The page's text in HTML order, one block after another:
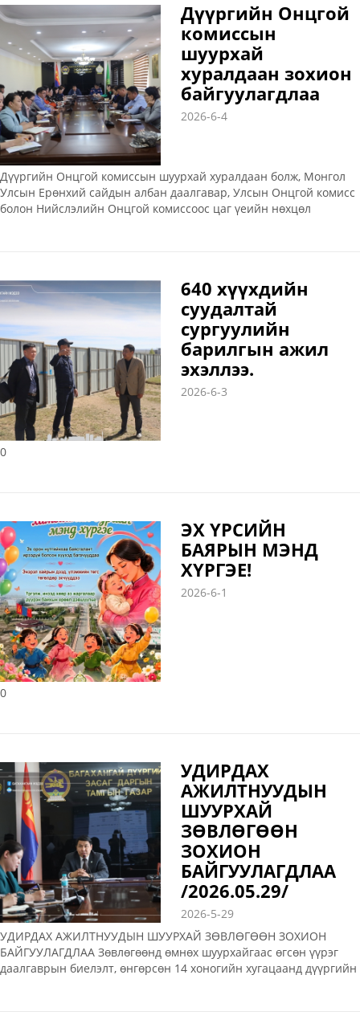
Дүүргийн Онцгой
комиссын
шуурхай
хуралдаан зохион
байгуулагдлаа
2026-6-4
Дүүргийн Онцгой комиссын шуурхай хуралдаан болж, Монгол
Улсын Ерөнхий сайдын албан даалгавар, Улсын Онцгой комисс
болон Нийслэлийн Онцгой комиссоос цаг үеийн нөхцөл
мэндийг хамгаалах, болзошгүй эрсдэлээс урьдчилан сэргийлэх,
аюулгүй байдлыг хангах чиглэлээр дараах үүрэг, чиглэлийг
холбогдох байгууллагуудад өглөө
640 хүүхдийн
суудалтай
сургуулийн
барилгын ажил
эхэллээ.
2026-6-3
0
ЭХ ҮРСИЙН
БАЯРЫН МЭНД
ХҮРГЭЕ!
2026-6-1
0
УДИРДАХ
АЖИЛТНУУДЫН
ШУУРХАЙ
ЗӨВЛӨГӨӨН
ЗОХИОН
БАЙГУУЛАГДЛАА
/2026.05.29/
2026-5-29
УДИРДАХ АЖИЛТНУУДЫН ШУУРХАЙ ЗӨВЛӨГӨӨН ЗОХИОН
БАЙГУУЛАГДЛАА Зөвлөгөөнд өмнөх шуурхайгаас өгсөн үүрэг
даалгаврын биелэлт, өнгөрсөн 14 хоногийн хугацаанд дүүргийн